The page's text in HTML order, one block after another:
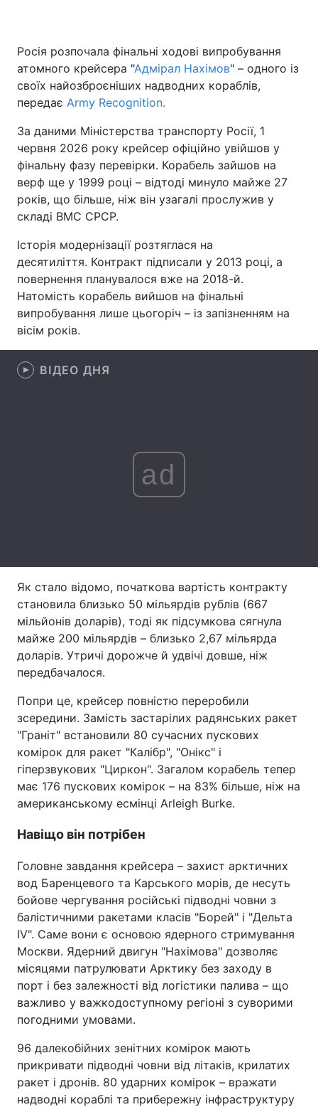
Головна Війна
Україна
Економіка Світ
Спорт Наука
Техно і зв'язок Лайт
Зброя
Здоров'я
Цікавинки Погода
Екологія Регіони
Лонгріди
Вакансії
Тема оформлення
Росія розпочала фінальні ходові випробування
атомного крейсера "Адмірал Нахімов" – одного із
своїх найозброєніших надводних кораблів,
передає Army Recognition.
За даними Міністерства транспорту Росії, 1
червня 2026 року крейсер офіційно увійшов у
фінальну фазу перевірки. Корабель зайшов на
верф ще у 1999 році – відтоді минуло майже 27
років, що більше, ніж він узагалі прослужив у
складі ВМС СРСР.
Історія модернізації розтяглася на
десятиліття. Контракт підписали у 2013 році, а
повернення планувалося вже на 2018-й.
Натомість корабель вийшов на фінальні
випробування лише цьогоріч – із запізненням на
вісім років.
ВІДЕО ДНЯ
ad
Як стало відомо, початкова вартість контракту
становила близько 50 мільярдів рублів (667
мільйонів доларів), тоді як підсумкова сягнула
майже 200 мільярдів – близько 2,67 мільярда
доларів. Утричі дорожче й удвічі довше, ніж
передбачалося.
Попри це, крейсер повністю переробили
зсередини. Замість застарілих радянських ракет
"Граніт" встановили 80 сучасних пускових
комірок для ракет "Калібр", "Онікс" і
гіперзвукових "Циркон". Загалом корабель тепер
має 176 пускових комірок – на 83% більше, ніж на
американському есмінці Arleigh Burke.
Навіщо він потрібен
Головне завдання крейсера – захист арктичних
вод Баренцевого та Карського морів, де несуть
бойове чергування російські підводні човни з
балістичними ракетами класів "Борей" і "Дельта
IV". Саме вони є основою ядерного стримування
Москви. Ядерний двигун "Нахімова" дозволяє
місяцями патрулювати Арктику без заходу в
порт і без залежності від логістики палива – що
важливо у важкодоступному регіоні з суворими
погодними умовами.
96 далекобійних зенітних комірок мають
прикривати підводні човни від літаків, крилатих
ракет і дронів. 80 ударних комірок – вражати
надводні кораблі та прибережну інфраструктуру